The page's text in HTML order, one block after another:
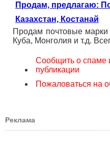
Продам, предлагаю:
Казахстан, Костанай
Продам почтовые
Куба, Монголия и т.д.
Сообщить о спаме
публикации
Пожаловаться на
Реклама